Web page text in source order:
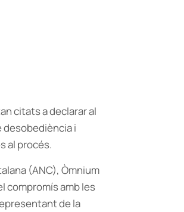
citats a declarar al
desobediència i
al procés.
(ANC), Òmnium
compromís amb les
de la